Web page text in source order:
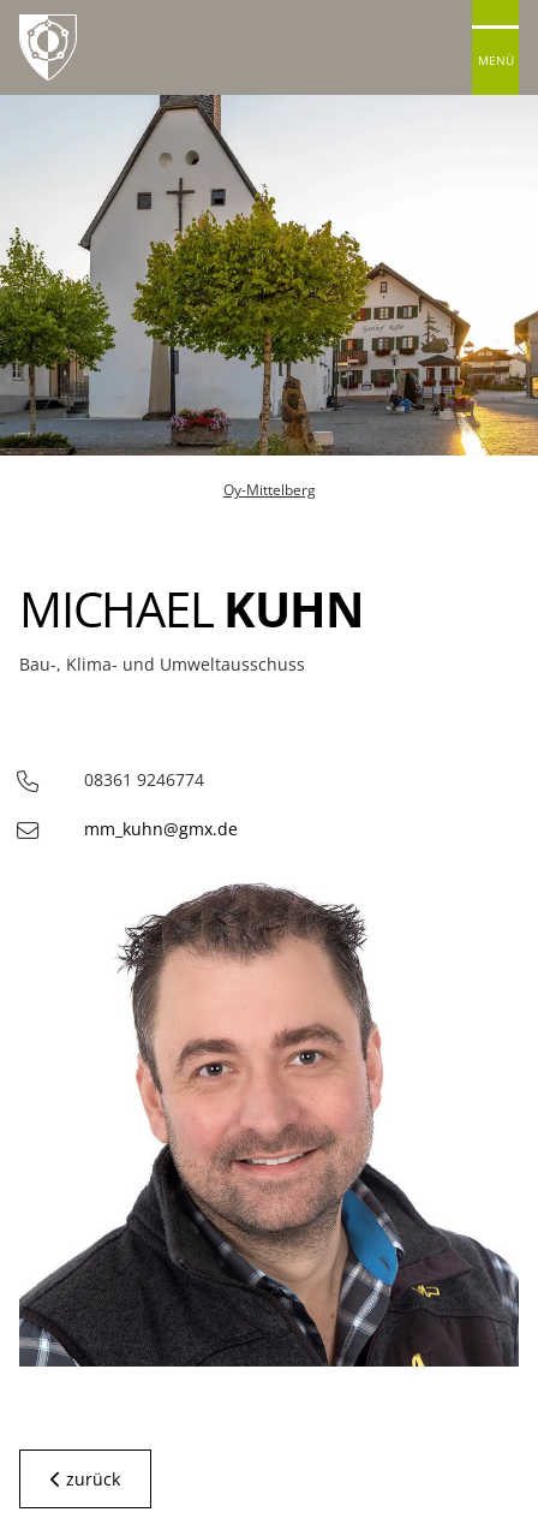
MENÜ
Oy-Mittelberg
MICHAEL KUHN
Bau-, Klima- und Umweltausschuss
Telefon
08361 9246774
mm_kuhn@gmx.de
zurück